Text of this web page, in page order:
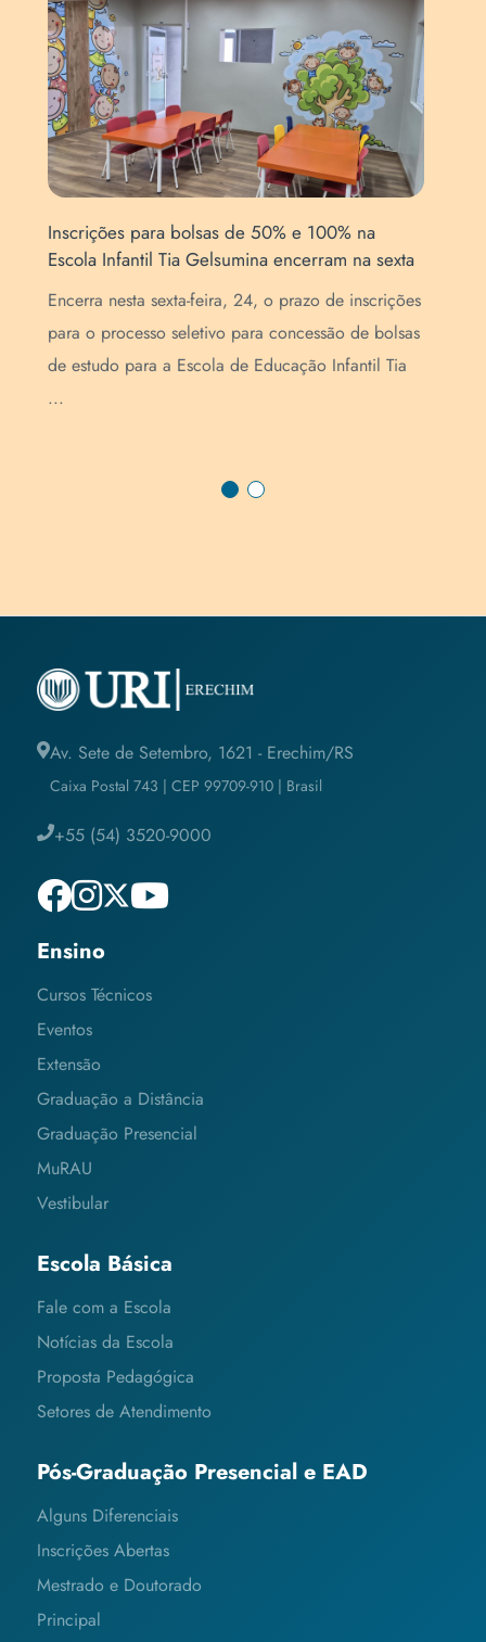
na sexta
inscrições
de bolsas
Tia
Empolgação e adrenalina: carrinhos de
homenageiam Ayrton Senna na SECART
O pátio interno do câmpus da URI transformou-
em um verdadeiro paddock de Fórmula 1 nesta
sexta-feira, 17. Como parte das integrações da
SECART (Semana ...
Av. Sete de Setembro, 1621 - Erechim/RS
Caixa Postal 743 | CEP 99709-910 | Brasil
+55 (54) 3520-9000
Ensino
Cursos Técnicos
Eventos
Extensão
Graduação a Distância
Graduação Presencial
MuRAU
Vestibular
Escola Básica
Fale com a Escola
Notícias da Escola
Proposta Pedagógica
Setores de Atendimento
Pós-Graduação Presencial e EAD
Alguns Diferenciais
Inscrições Abertas
Mestrado e Doutorado
Principal